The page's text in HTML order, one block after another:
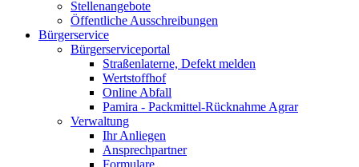
Stellenangebote
Öffentliche Ausschreibungen
Bürgerservice
Bürgerserviceportal
Straßenlaterne, Defekt melden
Wertstoffhof
Online Abfall
Pamira - Packmittel-Rücknahme Agrar
Verwaltung
Ihr Anliegen
Ansprechpartner
Formulare